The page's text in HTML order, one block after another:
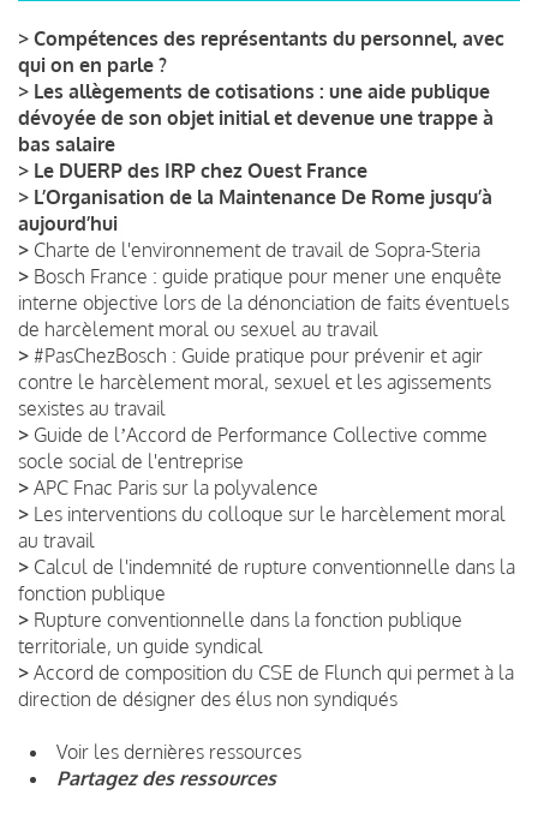
> Compétences des représentants du personnel, avec
qui on en parle ?
> Les allègements de cotisations : une aide publique
dévoyée de son objet initial et devenue une trappe à
bas salaire
> Le DUERP des IRP chez Ouest France
> L’Organisation de la Maintenance De Rome jusqu’à
aujourd’hui
> Charte de l'environnement de travail de Sopra-Steria
> Bosch France : guide pratique pour mener une enquête
interne objective lors de la dénonciation de faits éventuels
de harcèlement moral ou sexuel au travail
> #PasChezBosch : Guide pratique pour prévenir et agir
contre le harcèlement moral, sexuel et les agissements
sexistes au travail
> Guide de lʼAccord de Performance Collective comme
socle social de l'entreprise
> APC Fnac Paris sur la polyvalence
> Les interventions du colloque sur le harcèlement moral
au travail
> Calcul de l'indemnité de rupture conventionnelle dans la
fonction publique
> Rupture conventionnelle dans la fonction publique
territoriale, un guide syndical
> Accord de composition du CSE de Flunch qui permet à la
direction de désigner des élus non syndiqués
Voir les dernières ressources
Partagez des ressources